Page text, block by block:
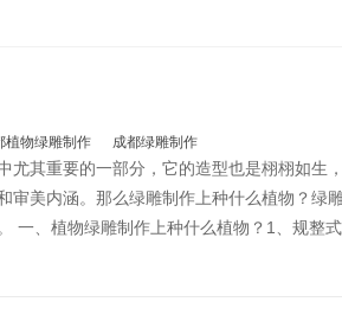
植物绿雕制作 成都绿雕制作
尤其重要的一部分，它的造型也是栩栩如生
审美内涵。那么绿雕制作上种什么植物？绿
一、植物绿雕制作上种什么植物？1、规整